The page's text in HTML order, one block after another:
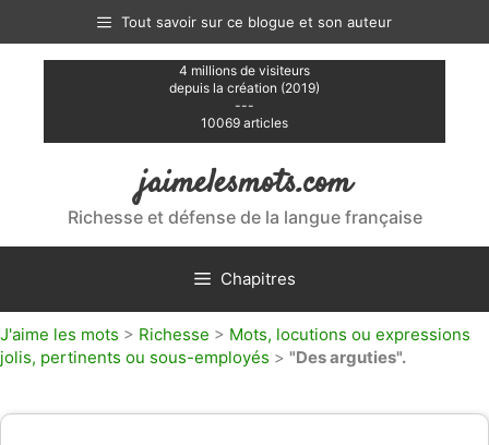
contenu
Tout savoir sur ce blogue et son auteur
4 millions de visiteurs
depuis la création (2019)
---
10069 articles
jaimelesmots.com
Richesse et défense de la langue française
Chapitres
J'aime les mots > Richesse > Mots, locutions ou expressions
jolis, pertinents ou sous-employés > "Des arguties".